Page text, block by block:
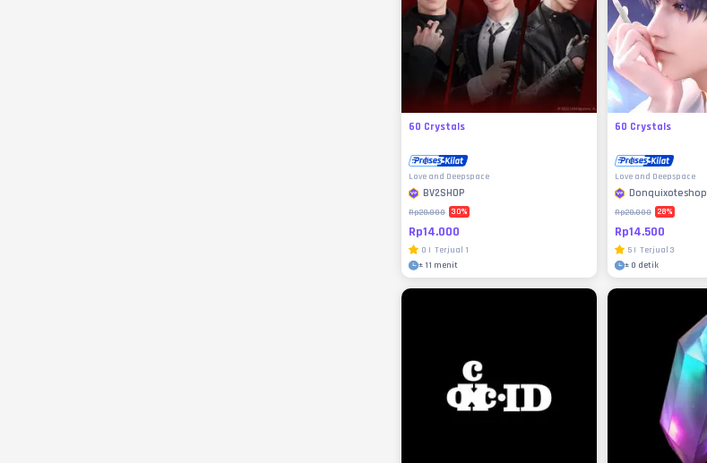
60 Crystals
Love and Deepspace
BV2SHOP
Rp20.000 30%
Rp14.000
0 | Terjual 1
±11 menit
60 Crystals
Love and Deepspace
Donquixoteshop
Rp20.000 28%
Rp14.500
5 | Terjual 3
± 0 detik